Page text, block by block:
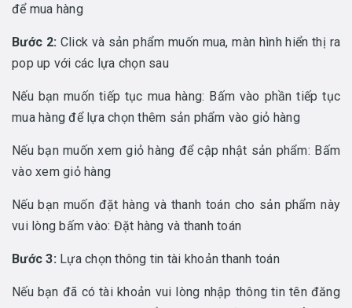
để mua hàng
Bước 2: Click và sản phẩm muốn mua, màn hình hiển thị ra
pop up với các lựa chọn sau
Nếu bạn muốn tiếp tục mua hàng: Bấm vào phần tiếp tục
mua hàng để lựa chọn thêm sản phẩm vào giỏ hàng
Nếu bạn muốn xem giỏ hàng để cập nhật sản phẩm: Bấm
vào xem giỏ hàng
Nếu bạn muốn đặt hàng và thanh toán cho sản phẩm này
vui lòng bấm vào: Đặt hàng và thanh toán
Bước 3: Lựa chọn thông tin tài khoản thanh toán
Nếu bạn đã có tài khoản vui lòng nhập thông tin tên đăng